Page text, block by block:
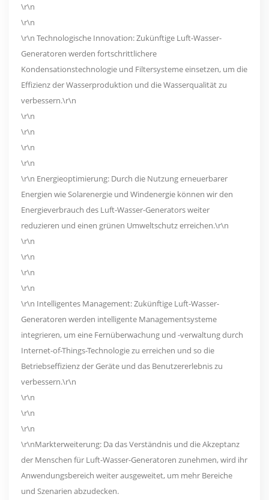
\r\n
\r\n
\r\n Technologische Innovation: Zukünftige Luft-Wasser-
Generatoren werden fortschrittlichere
Kondensationstechnologie und Filtersysteme einsetzen, um die
Effizienz der Wasserproduktion und die Wasserqualität zu
verbessern.\r\n
\r\n
\r\n
\r\n
\r\n
\r\n Energieoptimierung: Durch die Nutzung erneuerbarer
Energien wie Solarenergie und Windenergie können wir den
Energieverbrauch des Luft-Wasser-Generators weiter
reduzieren und einen grünen Umweltschutz erreichen.\r\n
\r\n
\r\n
\r\n
\r\n
\r\n Intelligentes Management: Zukünftige Luft-Wasser-
Generatoren werden intelligente Managementsysteme
integrieren, um eine Fernüberwachung und -verwaltung durch
Internet-of-Things-Technologie zu erreichen und so die
Betriebseffizienz der Geräte und das Benutzererlebnis zu
verbessern.\r\n
\r\n
\r\n
\r\n
\r\nMarkterweiterung: Da das Verständnis und die Akzeptanz
der Menschen für Luft-Wasser-Generatoren zunehmen, wird ihr
Anwendungsbereich weiter ausgeweitet, um mehr Bereiche
und Szenarien abzudecken.